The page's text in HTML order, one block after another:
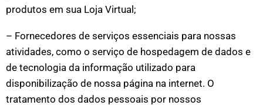
produtos em sua Loja Virtual;
– Fornecedores de serviços essenciais para nossas
atividades, como o serviço de hospedagem de dados e
de tecnologia da informação utilizado para
disponibilização de nossa página na internet. O
tratamento dos dados pessoais por nossos